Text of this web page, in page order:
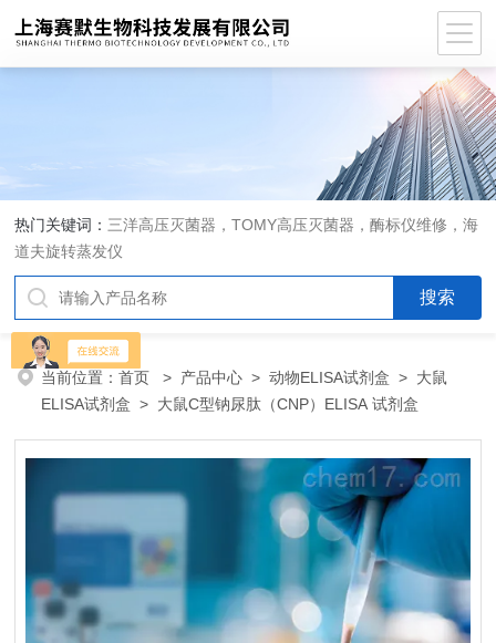
热门关键词： 三洋高压灭菌器，TOMY高压灭菌器，酶标仪维修，海
道夫旋转蒸发仪
当前位置：首页 > 产品中心 >动物ELISA试剂盒 > 大鼠
ELISA试剂盒 > 大鼠C型钠尿肽（CNP）ELISA 试剂盒